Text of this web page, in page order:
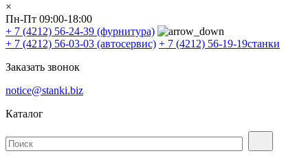
×
Пн-Пт 09:00-18:00
+ 7 (4212) 56-24-39 (фурнитура)
+ 7 (4212) 56-03-03 (автосервис) + 7 (4212) 56-19-19станки
Заказать звонок
notice@stanki.biz
Каталог